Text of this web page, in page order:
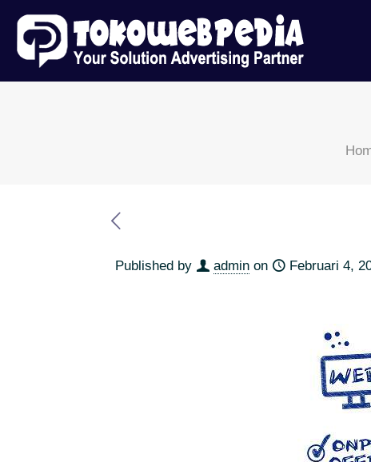
Published by admin on Februari 4,